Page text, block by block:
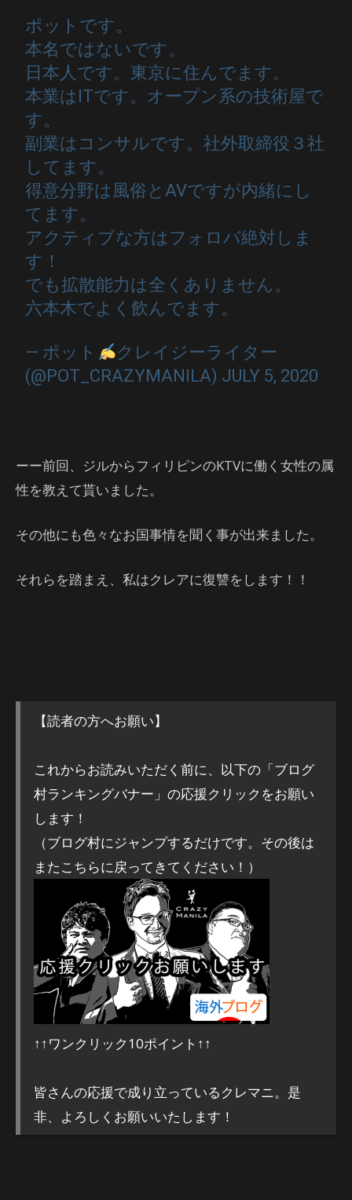
ポットです。
本名ではないです。
日本人です。東京に住んでます。
本業はITです。オープン系の技術屋で
す。
副業はコンサルです。社外取締役３社
してます。
得意分野は風俗とAVですが内緒にし
てます。
アクティブな方はフォロバ絶対しま
す！
でも拡散能力は全くありません。
六本木でよく飲んでます。
— ポット
クレイジーライター
(@POT_CRAZYMANILA) JULY 5, 2020
ーー前回、ジルからフィリピンのKTVに働く女性の属
性を教えて貰いました。
その他にも色々なお国事情を聞く事が出来ました。
それらを踏まえ、私はクレアに復讐をします！！
【読者の方へお願い】
これからお読みいただく前に、以下の「ブログ
村ランキングバナー」の応援クリックをお願い
します！
（ブログ村にジャンプするだけです。その後は
またこちらに戻ってきてください！）
↑↑ワンクリック10ポイント↑↑
皆さんの応援で成り立っているクレマニ。是
非、よろしくお願いいたします！